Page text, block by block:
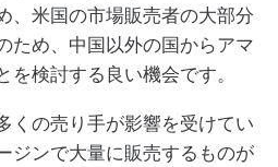
、米国の市場販売者の大部分
ため、中国以外の国からアマ
検討する良い機会です。
くの売り手が影響を受けてい
ジンで大量に販売するものが